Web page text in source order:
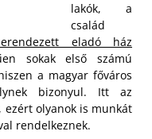
lakók, a
család
eladó ház
sokak első számú
a magyar főváros
bizonyul. Itt az
ezért olyanok is munkát
rendelkeznek.